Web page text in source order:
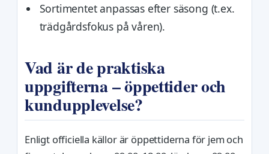
Sortimentet anpassas efter säsong (t.ex.
trädgårdsfokus på våren).
Vad är de praktiska
uppgifterna – öppettider och
kundupplevelse?
Enligt officiella källor är öppettiderna för jem och